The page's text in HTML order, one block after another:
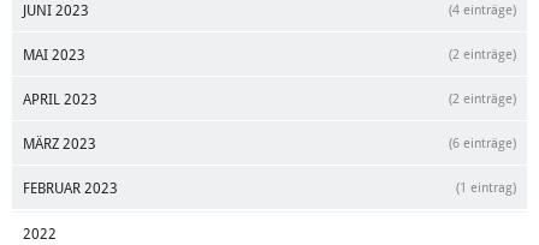
JUNI 2023 (4 einträge)
MAI 2023 (2 einträge)
APRIL 2023 (2 einträge)
MÄRZ 2023 (6 einträge)
FEBRUAR 2023 (1 eintrag)
2022